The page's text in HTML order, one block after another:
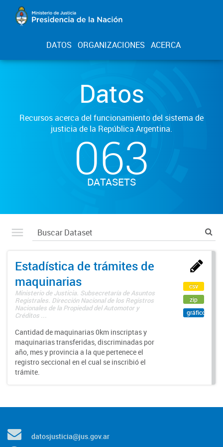
DATOS ORGANIZACIONES ACERCA
Datos
Recursos acerca del funcionamiento del sistema de
justicia de la República Argentina.
063
DATASETS
Estadística de trámites de
maquinarias
Ministerio de Justicia. Subsecretaría de Asuntos
Registrales. Dirección Nacional de los Registros
Nacionales de la Propiedad del Automotor y
Créditos ...
Cantidad de maquinarias 0km inscriptas y
maquinarias transferidas, discriminadas por
año, mes y provincia a la que pertenece el
registro seccional en el cual se inscribió el
trámite.
csv
zip
gráfico
datosjusticia@jus.gov.ar